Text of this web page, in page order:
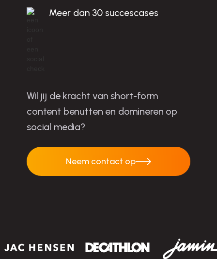
Meer dan 30 succescases
Wil jij de kracht van short-form
content benutten en domineren op
social media?
Neem contact op